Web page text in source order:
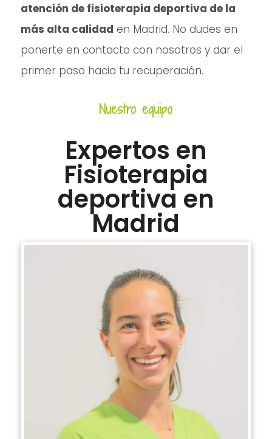
atención de fisioterapia deportiva de la
más alta calidad en Madrid. No dudes en
ponerte en contacto con nosotros y dar el
primer paso hacia tu recuperación.
Nuestro equipo
Expertos en
Fisioterapia
deportiva en
Madrid